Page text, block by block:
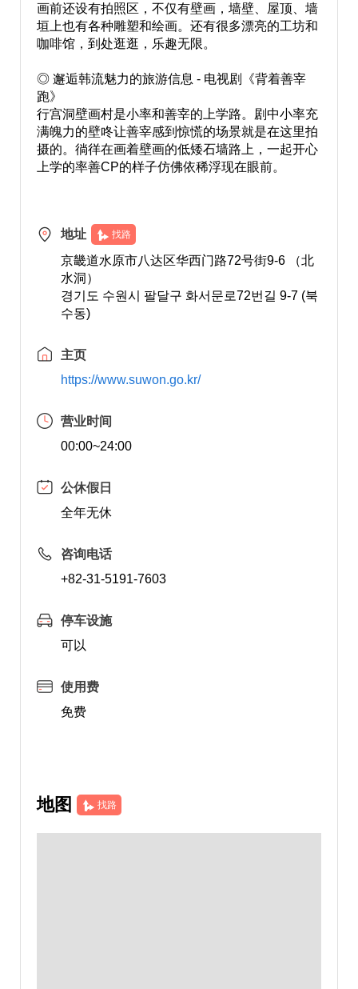
画前还设有拍照区，不仅有壁画，墙壁、屋顶、墙
垣上也有各种雕塑和绘画。还有很多漂亮的工坊和
咖啡馆，到处逛逛，乐趣无限。
◎ 邂逅韩流魅力的旅游信息 - 电视剧《背着善宰
跑》
行宫洞壁画村是小率和善宰的上学路。剧中小率充
满魄力的壁咚让善宰感到惊慌的场景就是在这里拍
摄的。徜徉在画着壁画的低矮石墙路上，一起开心
上学的率善CP的样子仿佛依稀浮现在眼前。
地址 找路
京畿道水原市八达区华西门路72号街9-6 （北
水洞）
경기도 수원시 팔달구 화서문로72번길 9-7 (북
수동)
主页
https://www.suwon.go.kr/
营业时间
00:00~24:00
公休假日
全年无休
咨询电话
+82-31-5191-7603
停车设施
可以
使用费
免费
地图 找路